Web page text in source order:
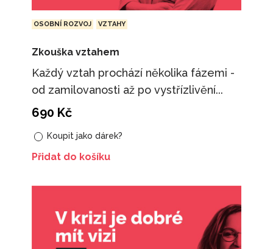
OSOBNÍ ROZVOJ VZTAHY
Zkouška vztahem
Každý vztah prochází několika fázemi -
od zamilovanosti až po vystřízlivění...
690 Kč
Koupit jako dárek?
Přidat do košíku